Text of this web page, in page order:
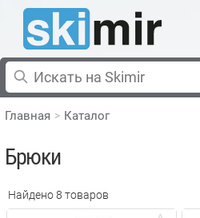
Главная Каталог
Брюки
Найдено 8 товаров